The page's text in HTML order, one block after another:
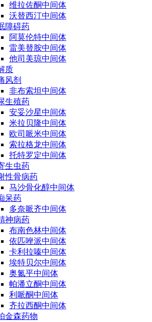
维拉佐酮中间体
沃替西汀中间体
障碍药
阿莫伦特中间体
雷美替胺中间体
他司美琼中间体
质
风剂
非布索坦中间体
生殖药
安妥沙星中间体
米拉贝隆中间体
欧司哌米中间体
索拉格龙中间体
托特罗定中间体
生虫药
性骨病药
马沙骨化醇中间体
呆药
多奈哌齐中间体
神病药
布南色林中间体
依匹唑派中间体
卡利拉嗪中间体
埃特贝尔中间体
奥氮平中间体
帕潘立酮中间体
利哌酮中间体
齐拉西酮中间体
金森药物